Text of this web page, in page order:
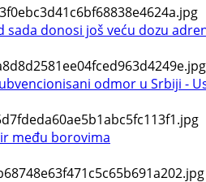
sada donosi još veću dozu
odmor u Srbiji -
među borovima